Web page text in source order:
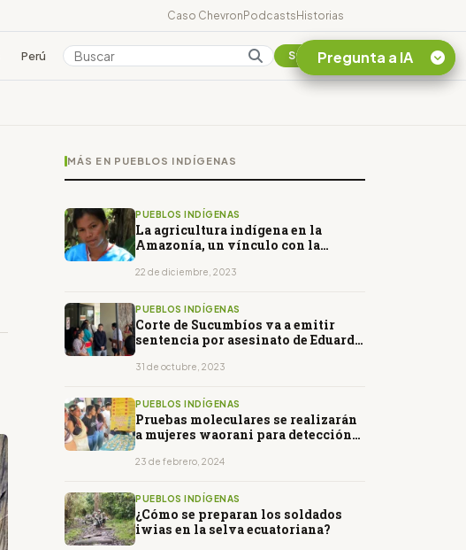
Caso ChevronPodcastsHistorias
Perú Colombia Suscribirse
MÁS EN PUEBLOS INDÍGENAS
PUEBLOS INDÍGENAS
La agricultura indígena en la
Amazonía, un vínculo con la
22 de diciembre, 2023
PUEBLOS INDÍGENAS
Corte de Sucumbíos va a emitir
sentencia por asesinato de Eduardo
31 de octubre, 2023
PUEBLOS INDÍGENAS
Pruebas moleculares se realizarán
a mujeres waorani para detección
23 de febrero, 2024
PUEBLOS INDÍGENAS
¿Cómo se preparan los soldados
iwias en la selva ecuatoriana?
Pregunta a IA
¿En que consiste la